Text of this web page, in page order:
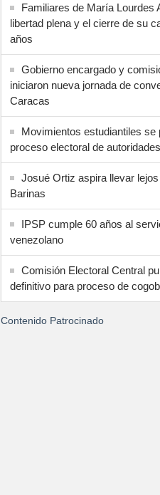
Familiares de María Lourdes
libertad plena y el cierre de su
años
Gobierno encargado y
iniciaron nueva jornada de
Caracas
Movimientos estudiantiles se
proceso electoral de
Josué Ortiz aspira llevar
Barinas
IPSP cumple 60 años al
venezolano
Comisión Electoral Central
definitivo para proceso de
Contenido Patrocinado